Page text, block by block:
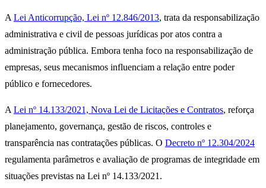
A Lei Anticorrupção, Lei nº 12.846/2013, trata da responsabilização
administrativa e civil de pessoas jurídicas por atos contra a
administração pública. Embora tenha foco na responsabilização de
empresas, seus mecanismos influenciam a relação entre poder
público e fornecedores.
A Lei nº 14.133/2021, Nova Lei de Licitações e Contratos, reforça
planejamento, governança, gestão de riscos, controles e
transparência nas contratações públicas. O Decreto nº 12.304/2024
regulamenta parâmetros e avaliação de programas de integridade em
situações previstas na Lei nº 14.133/2021.